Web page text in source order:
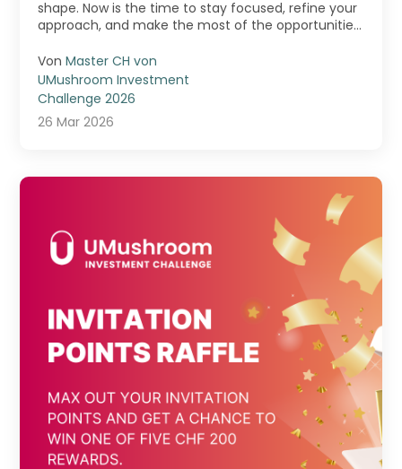
shape. Now is the time to stay focused, refine your
approach, and make the most of the opportunities
VonMaster CH von
UMushroom Investment
Challenge 2026
26 Mar 2026